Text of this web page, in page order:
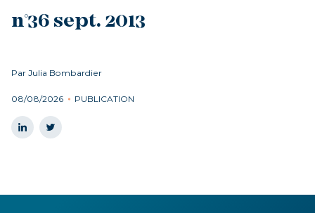
n°36 sept. 2013
Par Julia Bombardier
08/08/2026 PUBLICATION